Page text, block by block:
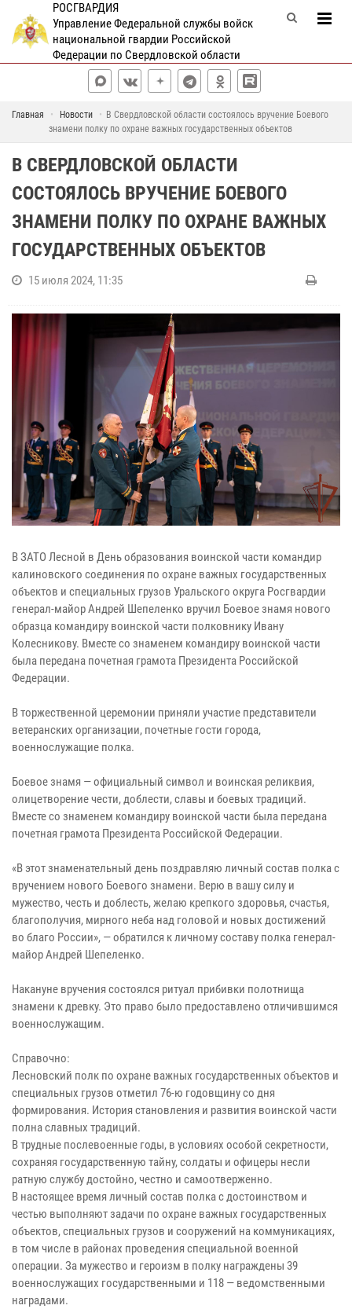
РОСГВАРДИЯ
Управление Федеральной службы войск
национальной гвардии Российской
Федерации по Свердловской области
Главная Новости
В Свердловской области состоялось вручение Боевого
знамени полку по охране важных государственных объектов
В СВЕРДЛОВСКОЙ ОБЛАСТИ
СОСТОЯЛОСЬ ВРУЧЕНИЕ БОЕВОГО
ЗНАМЕНИ ПОЛКУ ПО ОХРАНЕ ВАЖНЫХ
ГОСУДАРСТВЕННЫХ ОБЪЕКТОВ
15 июля 2024, 11:35
В ЗАТО Лесной в День образования воинской части командир
калиновского соединения по охране важных государственных
объектов и специальных грузов Уральского округа Росгвардии
генерал-майор Андрей Шепеленко вручил Боевое знамя нового
образца командиру воинской части полковнику Ивану
Колесникову. Вместе со знаменем командиру воинской части
была передана почетная грамота Президента Российской
Федерации.
В торжественной церемонии приняли участие представители
ветеранских организации, почетные гости города,
военнослужащие полка.
Боевое знамя — официальный символ и воинская реликвия,
олицетворение чести, доблести, славы и боевых традиций.
Вместе со знаменем командиру воинской части была передана
почетная грамота Президента Российской Федерации.
«В этот знаменательный день поздравляю личный состав полка с
вручением нового Боевого знамени. Верю в вашу силу и
мужество, честь и доблесть, желаю крепкого здоровья, счастья,
благополучия, мирного неба над головой и новых достижений
во благо России», — обратился к личному составу полка генерал-
майор Андрей Шепеленко.
Накануне вручения состоялся ритуал прибивки полотнища
знамени к древку. Это право было предоставлено отличившимся
военнослужащим.
Справочно:
Лесновский полк по охране важных государственных объектов и
специальных грузов отметил 76-ю годовщину со дня
формирования. История становления и развития воинской части
полна славных традиций.
В трудные послевоенные годы, в условиях особой секретности,
сохраняя государственную тайну, солдаты и офицеры несли
ратную службу достойно, честно и самоотверженно.
В настоящее время личный состав полка с достоинством и
честью выполняют задачи по охране важных государственных
объектов, специальных грузов и сооружений на коммуникациях,
в том числе в районах проведения специальной военной
операции. За мужество и героизм в полку награждены 39
военнослужащих государственными и 118 — ведомственными
наградами.